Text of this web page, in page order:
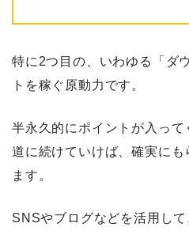
特に2つ目の、いわゆる「ダ
トを稼ぐ原動力です。
半永久的にポイントが入っ
道に続けていけば、確実にも
ます。
SNSやブログなどを活用し